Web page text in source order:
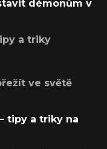
démonům v
a triky
ve světě
tipy a triky na